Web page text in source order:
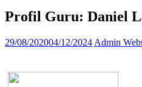
Profil Guru: Daniel
29/08/202004/12/2024 Admin